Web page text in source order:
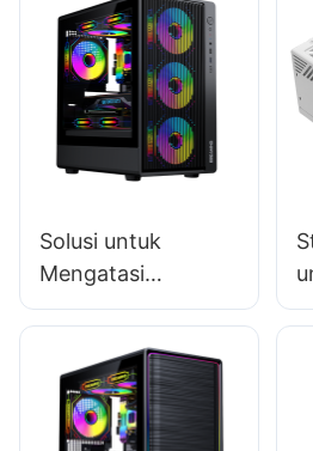
Solusi untuk
Mengatasi
Tantangan
Logistik pada
Produsen Casing
PC Gaming